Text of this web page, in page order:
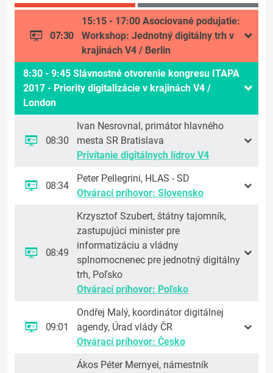
07:30
15:15 - 17:00 Asociované podujatie:
Workshop: Jednotný digitálny trh v
krajinách V4 / Berlin
8:30 - 9:45 Slávnostné otvorenie kongresu ITAPA
2017 - Priority digitalizácie v krajinách V4 /
London
08:30
Ivan Nesrovnal, primátor hlavného
mesta SR Bratislava
Privítanie digitálnych lídrov V4
08:34
Peter Pellegrini, HLAS - SD
Otvárací príhovor: Slovensko
08:49
Krzysztof Szubert, štátny tajomník,
zastupujúci minister pre
informatizáciu a vládny
splnomocnenec pre jednotný digitálny
trh, Poľsko
Otvárací príhovor: Poľsko
09:01
Ondřej Malý, koordinátor digitálnej
agendy, Úrad vlády ČR
Otvárací príhovor: Česko
Ákos Péter Mernyei, námestník